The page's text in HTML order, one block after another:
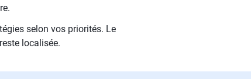
selon vos priorités. Le
localisée.